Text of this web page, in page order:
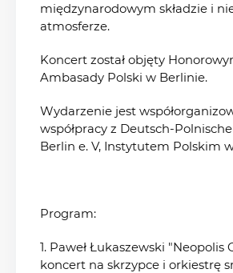
międzynarodowym składzie i
atmosferze.
Koncert został objęty
Ambasady Polski w Berlinie.
Wydarzenie jest
współpracy z Deutsch-
Berlin e. V, Instytutem Polskim
Program:
1. Paweł Łukaszewski "Neopolis
koncert na skrzypce i orkiestrę